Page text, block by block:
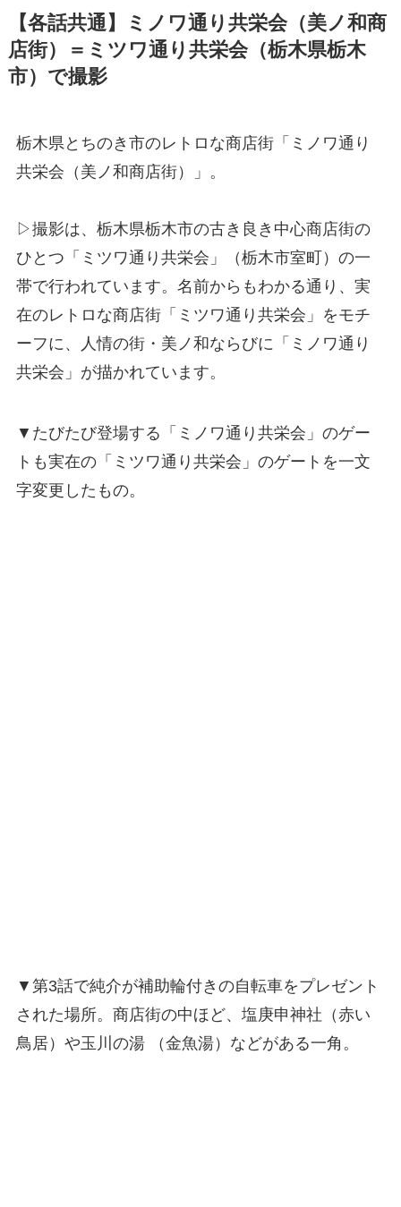
【各話共通】ミノワ通り共栄会（美ノ和商
店街）＝ミツワ通り共栄会（栃木県栃木
市）で撮影
栃木県とちのき市のレトロな商店街「ミノワ通り
共栄会（美ノ和商店街）」。
▷撮影は、栃木県栃木市の古き良き中心商店街の
ひとつ「ミツワ通り共栄会」（栃木市室町）の一
帯で行われています。名前からもわかる通り、実
在のレトロな商店街「ミツワ通り共栄会」をモチ
ーフに、人情の街・美ノ和ならびに「ミノワ通り
共栄会」が描かれています。
▼たびたび登場する「ミノワ通り共栄会」のゲー
トも実在の「ミツワ通り共栄会」のゲートを一文
字変更したもの。
▼第3話で純介が補助輪付きの自転車をプレゼント
された場所。商店街の中ほど、塩庚申神社（赤い
鳥居）や玉川の湯 （金魚湯）などがある一角。